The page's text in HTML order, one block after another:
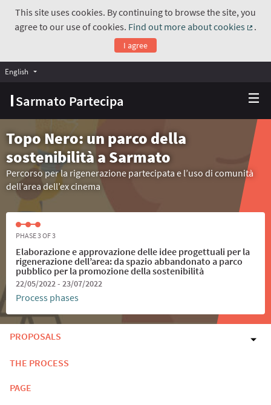
This site uses cookies. By continuing to browse the site, you
agree to our use of cookies. Find out more about cookies
.
I agree
Sarmato Partecipa
English Choose language
Topo Nero: un parco della
sostenibilità a Sarmato
Percorso per la rigenerazione partecipata e l’uso di comunità
dell’area dell’ex cinema
PHASE 3 OF 3
Elaborazione e approvazione delle idee progettuali per la
rigenerazione dell’area: da spazio abbandonato a parco
pubblico per la promozione della sostenibilità
22/05/2022 - 23/07/2022
Process phases
PROPOSALS
THE PROCESS
PAGE